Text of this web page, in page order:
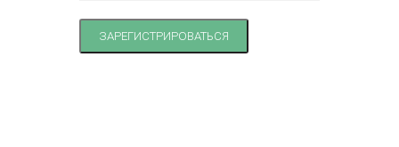
ЗАРЕГИСТРИРОВАТЬСЯ